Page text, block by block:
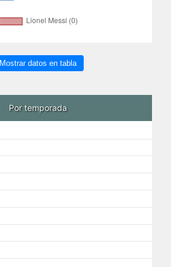
Mostrar datos en tabla
Por temporada